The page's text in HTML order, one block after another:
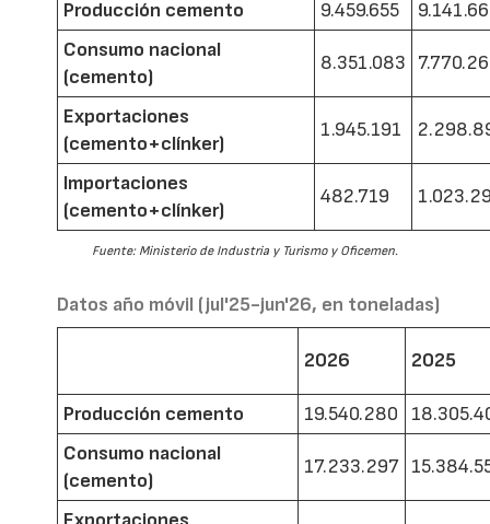
Producción cemento 9.459.655
Consumo nacional
(cemento)
8.351.083
Exportaciones
(cemento+clínker)
1.945.191
Importaciones
(cemento+clínker)
482.719
Fuente: Ministerio de Industria y Turismo y Oficemen.
Datos año móvil (jul'25-jun'26, en toneladas)
2026 2025
Producción cemento 19.540.280
Consumo nacional
(cemento)
17.233.297